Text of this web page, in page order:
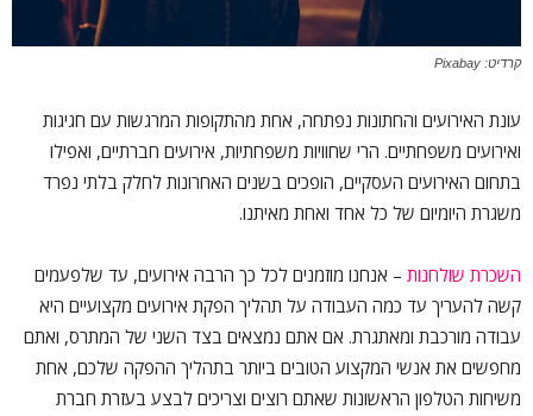
קרדיט: Pixabay
עונת האירועים והחתונות נפתחה, אחת מהתקופות המרגשות עם חגיגות
ואירועים משפחתיים. הרי שחוויות משפחתיות, אירועים חברתיים, ואפילו
בתחום האירועים העסקיים, הופכים בשנים האחרונות לחלק בלתי נפרד
משגרת היומיום של כל אחד ואחת מאיתנו.
השכרת שולחנות – אנחנו מוזמנים לכל כך הרבה אירועים, עד שלפעמים
קשה להעריך עד כמה העבודה על תהליך הפקת אירועים מקצועיים היא
עבודה מורכבת ומאתגרת. אם אתם נמצאים בצד השני של המתרס, ואתם
מחפשים את אנשי המקצוע הטובים ביותר בתהליך ההפקה שלכם, אחת
משיחות הטלפון הראשונות שאתם רוצים וצריכים לבצע בעזרת חברת